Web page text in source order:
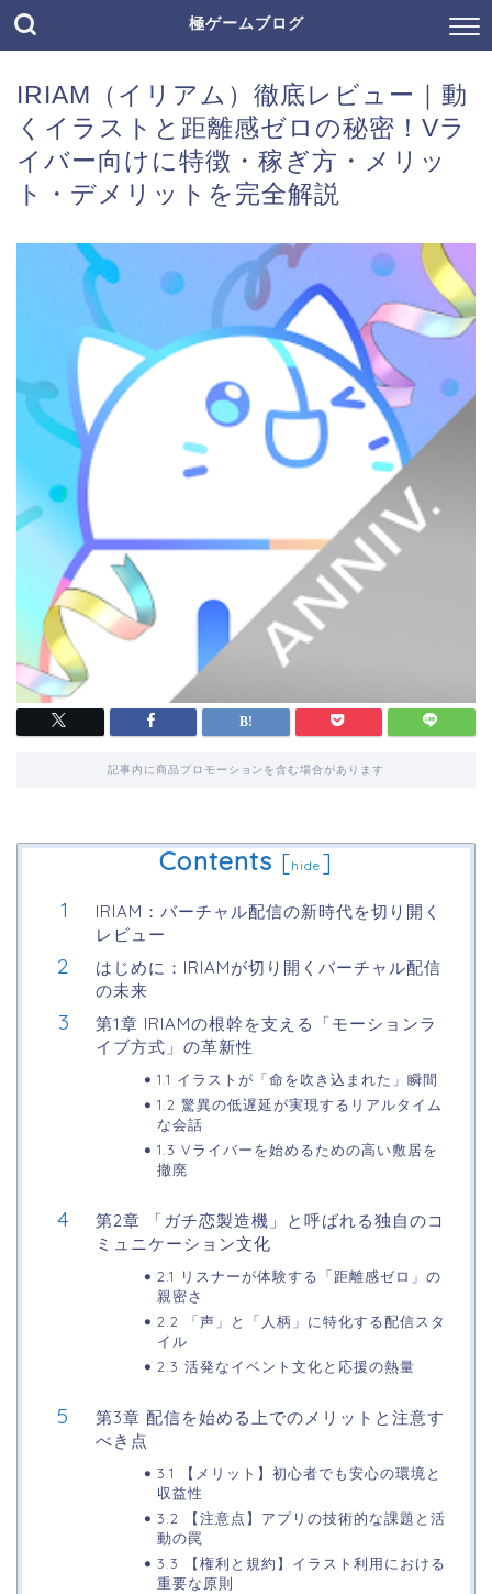
極ゲームブログ
IRIAM（イリアム）徹底レビュー｜動
くイラストと距離感ゼロの秘密！Vラ
イバー向けに特徴・稼ぎ方・メリッ
ト・デメリットを完全解説
記事内に商品プロモーションを含む場合があります
Contents [hide ]
IRIAM：バーチャル配信の新時代を切り開く
レビュー
はじめに：IRIAMが切り開くバーチャル配信
の未来
第1章 IRIAMの根幹を支える「モーションラ
イブ方式」の革新性
1.1 イラストが「命を吹き込まれた」瞬間
1.2 驚異の低遅延が実現するリアルタイム
な会話
1.3 Vライバーを始めるための高い敷居を
撤廃
第2章 「ガチ恋製造機」と呼ばれる独自のコ
ミュニケーション文化
2.1 リスナーが体験する「距離感ゼロ」の
親密さ
2.2 「声」と「人柄」に特化する配信スタ
イル
2.3 活発なイベント文化と応援の熱量
第3章 配信を始める上でのメリットと注意す
べき点
3.1 【メリット】初心者でも安心の環境と
収益性
3.2 【注意点】アプリの技術的な課題と活
動の罠
3.3 【権利と規約】イラスト利用における
重要な原則